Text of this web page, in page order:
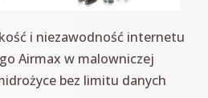
i niezawodność internetu
Airmax w malowniczej
bez limitu danych